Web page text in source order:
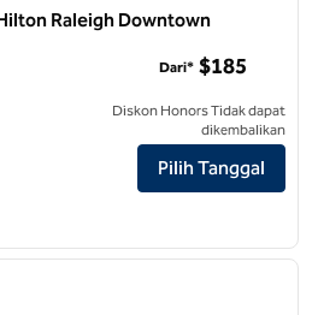
Raleigh Downtown
Suites by Hilton Raleigh
Dari* $185
Diskon Honors Tidak dapat
dikembalikan
Pilih Tanggal